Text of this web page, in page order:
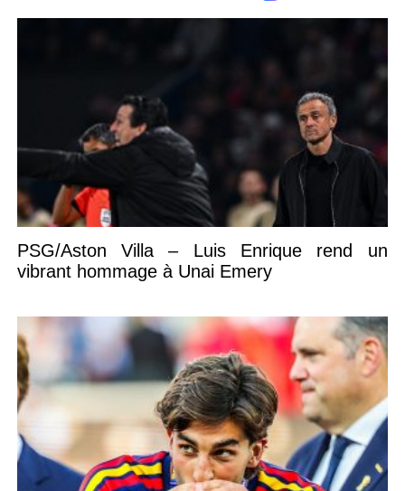
PSG/Aston Villa – Luis Enrique rend un
vibrant hommage à Unai Emery